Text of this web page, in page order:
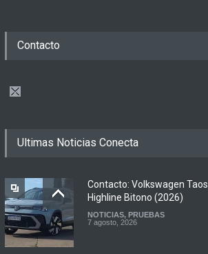
Contacto
Ultimas Noticias Conecta
Contacto: Volkswagen Taos
Highline Bitono (2026)
NOTICIAS, PRUEBAS
7 agosto, 2026